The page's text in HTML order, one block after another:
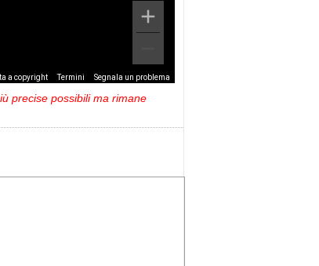
a copyright Termini Segnala un problema
precise possibili ma rimane